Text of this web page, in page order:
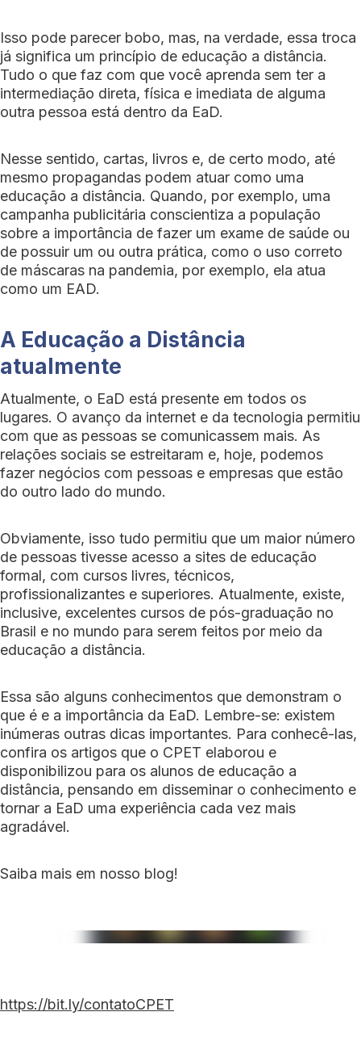
Isso pode parecer bobo, mas, na verdade, essa troca
já significa um princípio de educação a distância.
Tudo o que faz com que você aprenda sem ter a
intermediação direta, física e imediata de alguma
outra pessoa está dentro da EaD.
Nesse sentido, cartas, livros e, de certo modo, até
mesmo propagandas podem atuar como uma
educação a distância. Quando, por exemplo, uma
campanha publicitária conscientiza a população
sobre a importância de fazer um exame de saúde ou
de possuir um ou outra prática, como o uso correto
de máscaras na pandemia, por exemplo, ela atua
como um EAD.
A Educação a Distância
atualmente
Atualmente, o EaD está presente em todos os
lugares. O avanço da internet e da tecnologia permitiu
com que as pessoas se comunicassem mais. As
relações sociais se estreitaram e, hoje, podemos
fazer negócios com pessoas e empresas que estão
do outro lado do mundo.
Obviamente, isso tudo permitiu que um maior número
de pessoas tivesse acesso a sites de educação
formal, com cursos livres, técnicos,
profissionalizantes e superiores. Atualmente, existe,
inclusive, excelentes cursos de pós-graduação no
Brasil e no mundo para serem feitos por meio da
educação a distância.
Essa são alguns conhecimentos que demonstram o
que é e a importância da EaD. Lembre-se: existem
inúmeras outras dicas importantes. Para conhecê-las,
confira os artigos que o CPET elaborou e
disponibilizou para os alunos de educação a
distância, pensando em disseminar o conhecimento e
tornar a EaD uma experiência cada vez mais
agradável.
Saiba mais em nosso blog!
https://bit.ly/contatoCPET